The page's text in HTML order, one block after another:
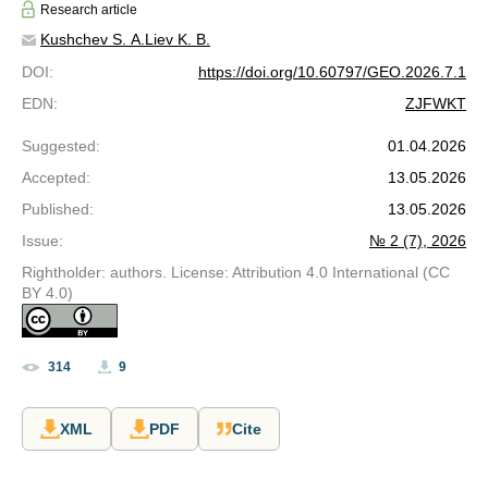
Research article
Kushchev S. A. Liev K. B.
DOI:
https://doi.org/10.60797/GEO.2026.7.1
EDN: ZJFWKT
Suggested:
01.04.2026
Accepted:
13.05.2026
Published:
13.05.2026
Issue:
№ 2 (7), 2026
Rightholder: authors. License: Attribution 4.0 International (CC
BY 4.0)
314 9
XML PDF Cite